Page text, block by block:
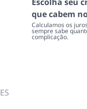
que cabem
Calculamos os
sempre sabe
complicação.